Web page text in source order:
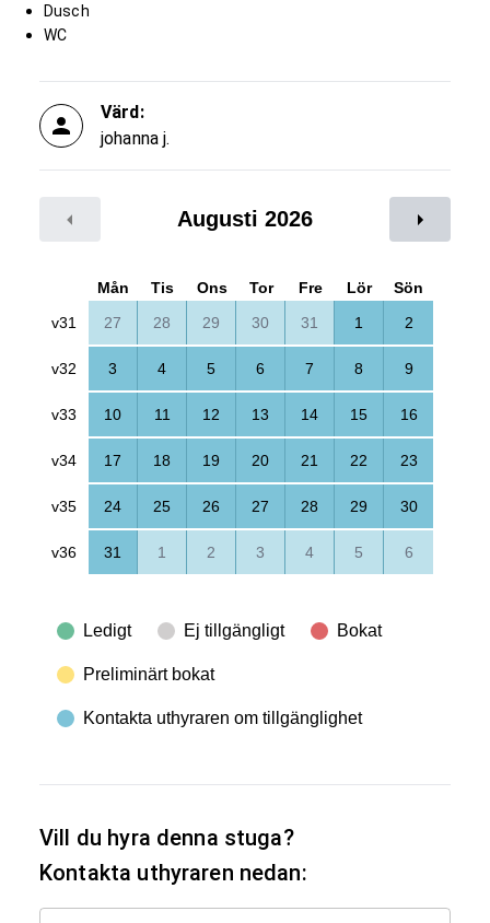
Dusch
WC
Värd:
johanna j.
Augusti 2026
Mån Tis Ons Tor Fre Lör
Sön
v31
27 28 29 30 31 1 2
v32 3 4 5 6 7 8 9
v33 10 11 12 13 14 15 16
v34 17 18 19 20 21 22 23
v35 24 25 26 27 28 29 30
v36 31 1 2 3 4 5 6
Ledigt Ej tillgängligt Bokat
Preliminärt bokat
Kontakta uthyraren om tillgänglighet
Vill du hyra denna stuga?
Kontakta uthyraren nedan: